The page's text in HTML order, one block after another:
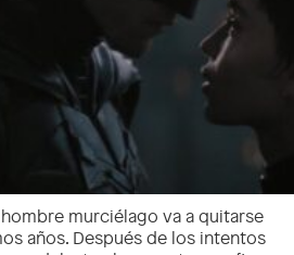
murciélago va a quitarse
años. Después de los intentos